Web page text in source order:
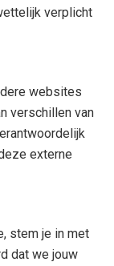
verplicht
websites
verschillen van
externe
stem je in met
dat we jouw